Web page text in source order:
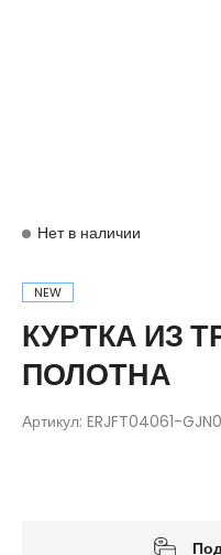
Нет в наличии
NEW
КУРТКА ИЗ
ПОЛОТНА
Артикул: ERJFT04061-GJN0